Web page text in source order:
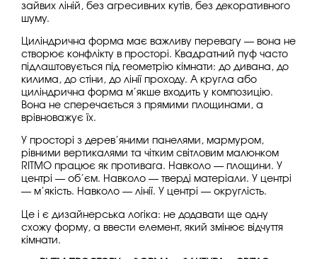
зайвих ліній, без агресивних кутів, без декоративного
шуму.
Циліндрична форма має важливу перевагу — вона не
створює конфлікту в просторі. Квадратний пуф часто
підлаштовується під геометрію кімнати: до дивана, до
килима, до стіни, до лінії проходу. А кругла або
циліндрична форма м’якше входить у композицію.
Вона не сперечається з прямими площинами, а
врівноважує їх.
У просторі з дерев’яними панелями, мармуром,
рівними вертикалями та чітким світловим малюнком
RITMO працює як противага. Навколо — площини. У
центрі — об’єм. Навколо — тверді матеріали. У центрі
— м’якість. Навколо — лінії. У центрі — округлість.
Це і є дизайнерська логіка: не додавати ще одну
схожу форму, а ввести елемент, який змінює відчуття
кімнати.